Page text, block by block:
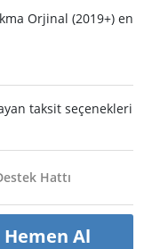
Orjinal (2019+) en
taksit seçenekleri
Hattı
Hemen Al